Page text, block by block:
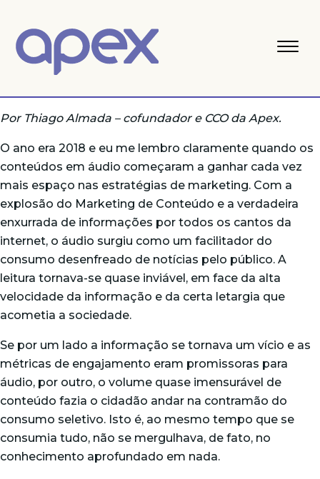
Por Thiago Almada – cofundador e CCO da Apex.
O ano era 2018 e eu me lembro claramente quando os
conteúdos em áudio começaram a ganhar cada vez
mais espaço nas estratégias de marketing. Com a
explosão do Marketing de Conteúdo e a verdadeira
enxurrada de informações por todos os cantos da
internet, o áudio surgiu como um facilitador do
consumo desenfreado de notícias pelo público. A
leitura tornava-se quase inviável, em face da alta
velocidade da informação e da certa letargia que
acometia a sociedade.
Se por um lado a informação se tornava um vício e as
métricas de engajamento eram promissoras para
áudio, por outro, o volume quase imensurável de
conteúdo fazia o cidadão andar na contramão do
consumo seletivo. Isto é, ao mesmo tempo que se
consumia tudo, não se mergulhava, de fato, no
conhecimento aprofundado em nada.